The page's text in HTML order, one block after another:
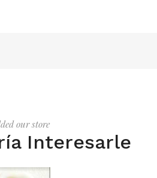
our store
Interesarle